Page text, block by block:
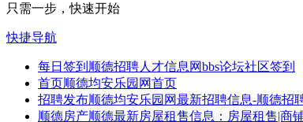
只需一步，快速开始
快捷导航
每日签到 顺德招聘人才信息网bbs论坛社区签到
首页顺德均安乐园网首页
招聘发布顺德均安乐园网最新招聘信息-顺德招
顺德房产顺德最新房屋租售信息：房屋租售|商